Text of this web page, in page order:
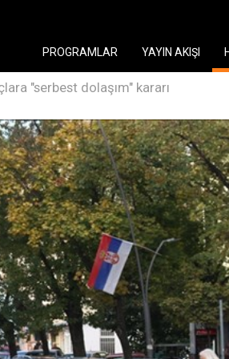
PROGRAMLAR YAYIN AKIŞI
"serbest dolaşım" kararı